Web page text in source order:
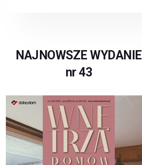
NAJNOWSZE WYDANIE
nr 43